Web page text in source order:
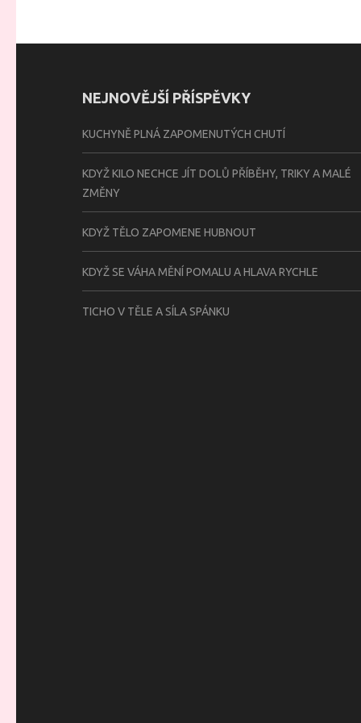
NEJNOVĚJŠÍ PŘÍSPĚVKY
KUCHYNĚ PLNÁ ZAPOMENUTÝCH CHUTÍ
KDYŽ KILO NECHCE JÍT DOLŮ PŘÍBĚHY, TRIKY A MALÉ
ZMĚNY
KDYŽ TĚLO ZAPOMENE HUBNOUT
KDYŽ SE VÁHA MĚNÍ POMALU A HLAVA RYCHLE
TICHO V TĚLE A SÍLA SPÁNKU